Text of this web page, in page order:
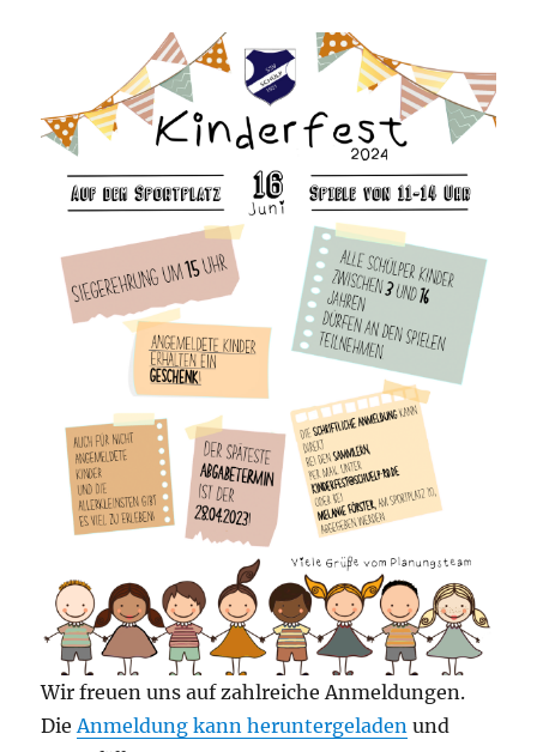
Wir freuen uns auf zahlreiche Anmeldungen.
DieAnmeldung kann heruntergeladen und